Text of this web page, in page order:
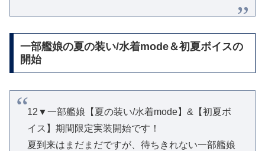
一部艦娘の夏の装い/水着mode＆初夏ボイスの
開始
12▼一部艦娘【夏の装い/水着mode】&【初夏ボ
イス】期間限定実装開始です！
夏到来はまだまだですが、待ちきれない一部艦娘